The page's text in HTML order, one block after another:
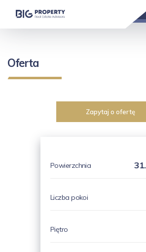
Oferta
Zapytaj o ofertę
Powierzchnia
Liczba pokoi
Piętro